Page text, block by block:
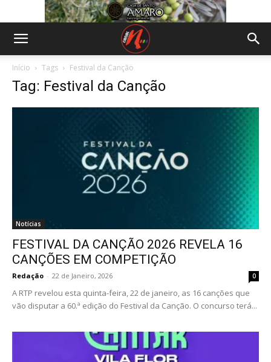
Início Tags Festival da Canção
Tag: Festival da Canção
Notícias
FESTIVAL DA CANÇÃO 2026 REVELA 16
CANÇÕES EM COMPETIÇÃO
Redação - 22 de Janeiro, 2026 0
A RTP revelou esta quinta-feira, 22 de janeiro, as 16 canções que
vão disputar a 60.ª edição do Festival da Canção. O concurso terá...